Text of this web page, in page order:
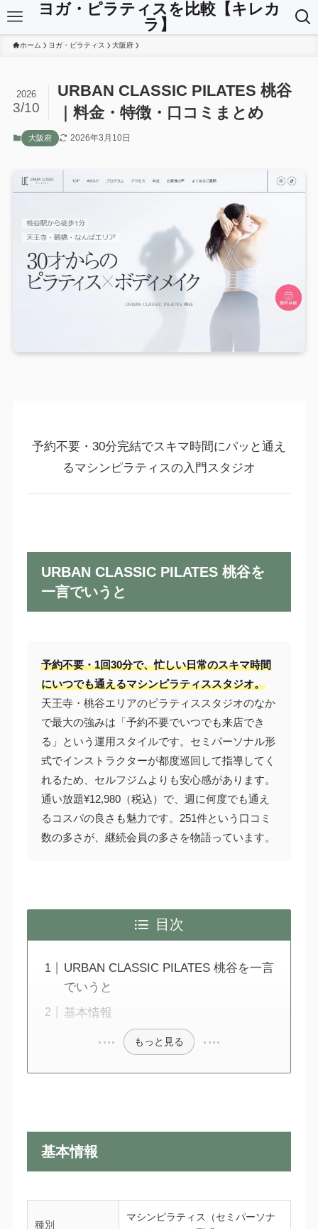
ヨガ・ピラティスを比較【キレカ
ラ】
ホーム ヨガ・ピラティス 大阪府
URBAN CLASSIC PILATES 桃谷
｜料金・特徴・口コミまとめ
2026
3/10
大阪府 2026年3月10日
予約不要・30分完結でスキマ時間にパッと通え
るマシンピラティスの入門スタジオ
URBAN CLASSIC PILATES 桃谷を
一言でいうと
予約不要・1回30分で、忙しい日常のスキマ時間
にいつでも通えるマシンピラティススタジオ。
天王寺・桃谷エリアのピラティススタジオのなか
で最大の強みは「予約不要でいつでも来店でき
る」という運用スタイルです。セミパーソナル形
式でインストラクターが都度巡回して指導してく
れるため、セルフジムよりも安心感があります。
通い放題¥12,980（税込）で、週に何度でも通え
るコスパの良さも魅力です。251件という口コミ
数の多さが、継続会員の多さを物語っています。
目次
URBAN CLASSIC PILATES 桃谷を一言
でいうと
基本情報
もっと見る
基本情報
種別
マシンピラティス（セミパーソナ